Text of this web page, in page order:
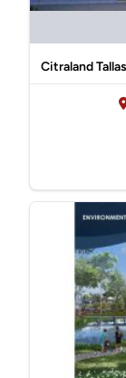
Citraland